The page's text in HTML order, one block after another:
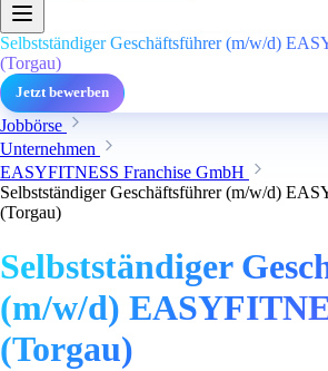
Selbstständiger Geschäftsführer (m/w/d)
(Torgau)
Jetzt bewerben
Jobbörse
Unternehmen
EASYFITNESS Franchise GmbH
Selbstständiger Geschäftsführer (m/w/d)
(Torgau)
Selbstständiger
(m/w/d)
(Torgau)